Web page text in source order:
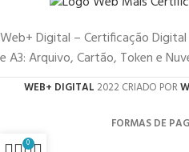
Web+ Digital – Certificação Digital
e A3: Arquivo, Cartão, Token e
WEB+ DIGITAL 2022 CRIADO POR
FORMAS DE
0